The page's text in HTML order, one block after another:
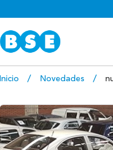
Inicio Novedades